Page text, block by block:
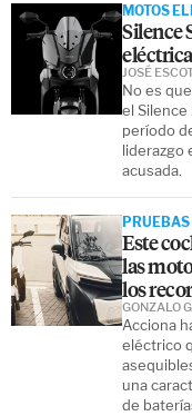
MOTOS
Silence
No es
el
período
liderazgo
acusada.
JOSÉ
PRUEBAS
Este
las
los
Acciona
eléctrico
una
de
GONZALO